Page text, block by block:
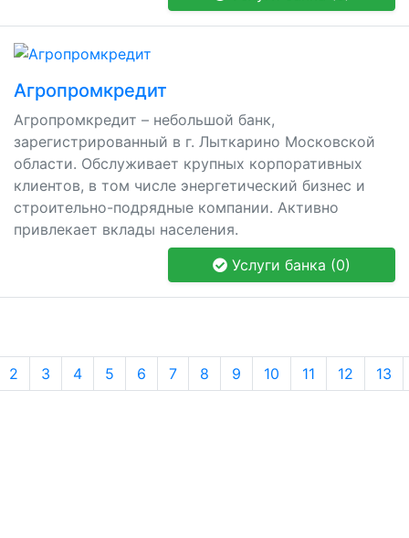
Агропромкредит
Агропромкредит – небольшой банк,
зарегистрированный в г. Лыткарино Московской
области. Обслуживает крупных корпоративных
клиентов, в том числе энергетический бизнес и
строительно-подрядные компании. Активно
привлекает вклады населения.
Услуги банка (0)
2 3 4 5 6 7 8 9 10 11 12 13